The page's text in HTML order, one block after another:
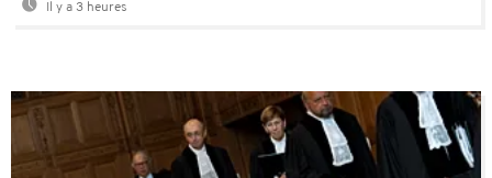
Il y a 3 heures